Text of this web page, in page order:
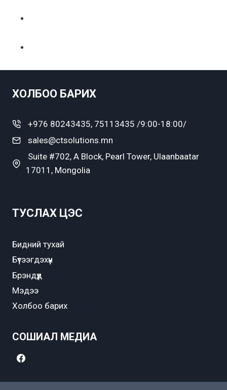
ХОЛБОО БАРИХ
+976 80243435, 75113435 /9:00-18:00/
sales@ctsolutions.mn
Suite #702, A Block, Pearl Tower, Ulaanbaatar
17011, Mongolia
ТУСЛАХ ЦЭС
Бидний тухай
Бүтээгдэхүүн
Брэндүүд
Мэдээ
Холбоо барих
СОШИАЛ МЕДИА